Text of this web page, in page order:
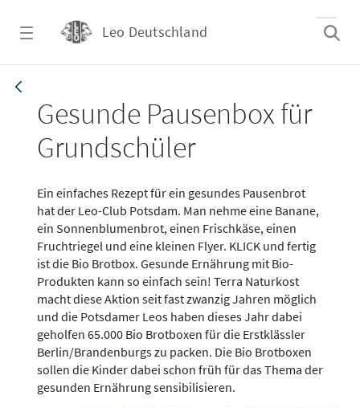
Leo Deutschland
Gesunde Pausenbox für
Grundschüler
Ein einfaches Rezept für ein gesundes Pausenbrot
hat der Leo-Club Potsdam. Man nehme eine Banane,
ein Sonnenblumenbrot, einen Frischkäse, einen
Fruchtriegel und eine kleinen Flyer. KLICK und fertig
ist die Bio Brotbox. Gesunde Ernährung mit Bio-
Produkten kann so einfach sein! Terra Naturkost
macht diese Aktion seit fast zwanzig Jahren möglich
und die Potsdamer Leos haben dieses Jahr dabei
geholfen 65.000 Bio Brotboxen für die Erstklässler
Berlin/Brandenburgs zu packen. Die Bio Brotboxen
sollen die Kinder dabei schon früh für das Thema der
gesunden Ernährung sensibilisieren.